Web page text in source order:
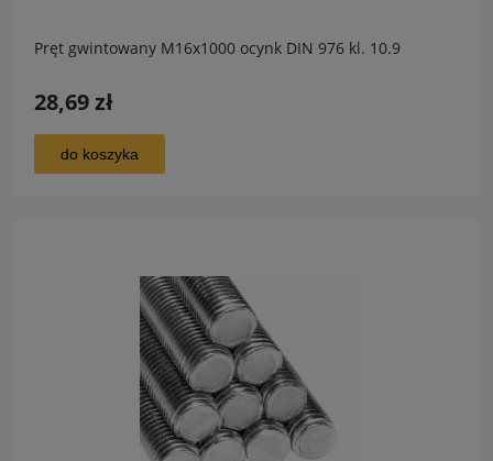
Pręt gwintowany M16x1000 ocynk DIN 976 kl. 10.9
28,69 zł
do koszyka